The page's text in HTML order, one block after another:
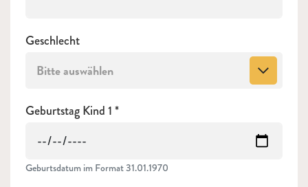
Geschlecht
Bitte auswählen
Geburtstag Kind 1
Geburtsdatum im Format 31.01.1970